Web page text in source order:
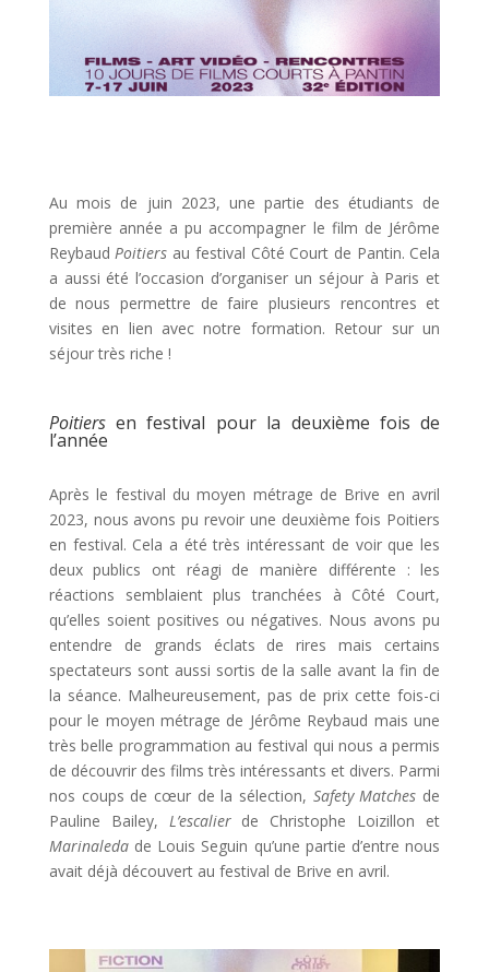
Au mois de juin 2023, une partie des étudiants de
première année a pu accompagner le film de Jérôme
ReybaudPoitiers au festival Côté Court de Pantin. Cela
a aussi été l’occasion d’organiser un séjour à Paris et
de nous permettre de faire plusieurs rencontres et
visites en lien avec notre formation. Retour sur un
séjour très riche !
Poitiersen festival pour la deuxième fois de
l’année
Après le festival du moyen métrage de Brive en avril
2023, nous avons pu revoir une deuxième fois Poitiers
en festival. Cela a été très intéressant de voir que les
deux publics ont réagi de manière différente : les
réactions semblaient plus tranchées à Côté Court,
qu’elles soient positives ou négatives. Nous avons pu
entendre de grands éclats de rires mais certains
spectateurs sont aussi sortis de la salle avant la fin de
la séance. Malheureusement, pas de prix cette fois-ci
pour le moyen métrage de Jérôme Reybaud mais une
très belle programmation au festival qui nous a permis
de découvrir des films très intéressants et divers. Parmi
nos coups de cœur de la sélection, Safety Matches de
Pauline Bailey, L’escalierde Christophe Loizillon et
Marinaledade Louis Seguin qu’une partie d’entre nous
avait déjà découvert au festival de Brive en avril.